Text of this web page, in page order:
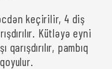
keçirilir, 4 diş
Kütləyə eyni
pambıq